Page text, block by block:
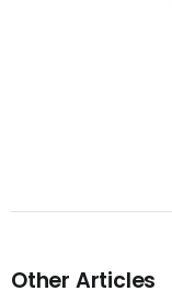
Other Articles